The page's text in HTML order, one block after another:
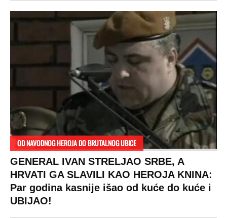
OD NAVODNOG HEROJA DO BRUTALNOG UBICE
GENERAL IVAN STRELJAO SRBE, A
HRVATI GA SLAVILI KAO HEROJA KNINA:
Par godina kasnije išao od kuće do kuće i
UBIJAO!